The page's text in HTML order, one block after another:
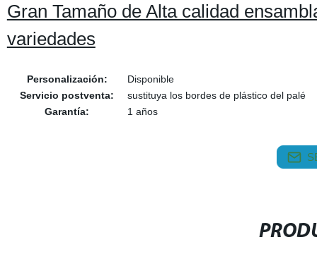
Gran Tamaño de Alta calidad
variedades
Personalización:
Disponible
Servicio postventa:
sustituya los bordes de plástico del palé
Garantía:
1 años